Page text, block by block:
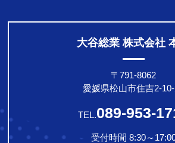
大谷総業 株式会社
〒791-8062
愛媛県松山市住吉2-
TEL.089-953-
受付時間 8:30～